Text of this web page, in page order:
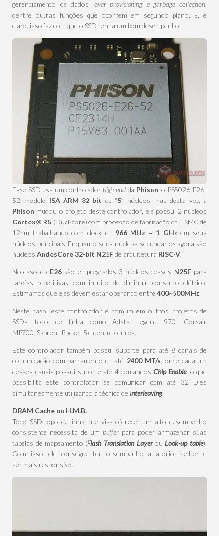
gerenciamento de dados, over provisioning e garbage collection
dentre outras funções que ocorrem em segundo plano. E, é
claro, isso faz com que o SSD tenha um bom desempenho.
Esse SSD usa um controlador high-end da Phison: o PS5026-E26-
52, modelo ISA ARM 32-bit de “5” núcleos, mas desta vez, a
Phison mudou o projeto deste controlador, ele possui 2 núcleos
Cortex® R5 (Dual-core) com processo de fabricação da TSMC de
12nm trabalhando com clock de 966 MHz ~ 1 GHz em seus
núcleos principais. Enquanto seus núcleos secundários agora são
núcleos AndesCore 32-bit N25Fde arquitetura RISC-V.
No caso do E26são empregrados 3 núcleos desses N25Fpara
tarefas repetitivas com intuito de diminuir consumo elétrico.
Estimamos que eles devem estar operando entre 400~500MHz.
Neste caso, este controlador é comum em outros projetos de
SSDs topo de linha como Adata Legend 970, Corsair
MP700, Sabrent Rocket 5 e dentre outros.
Este controlador também possui suporte para até 8 canais de
comunicação com barramento de até 2400 MT/s , onde cada um
desses canais possui suporte até 4 comandos Chip Enable, o que
possibilita este controlador se comunicar com até 32 Dies
simultaneamente utilizando a técnica de Interleaving.
DRAM Cache ou H.M.B.
Todo SSD topo de linha que visa oferecer um alto desempenho
consistente necessita de um buffer para poder armazenar suas
tabelas de mapeamento (Flash Translation LayerouLook-up table).
Com isso, ele consegue ter desempenho aleatório melhor e
ser mais responsivo.